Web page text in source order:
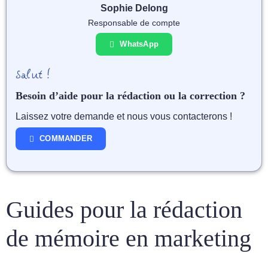
Sophie Delong
Responsable de compte
WhatsApp
Salut !
Besoin d’aide pour la rédaction ou la correction ?
Laissez votre demande et nous vous contacterons !
COMMANDER
Guides pour la rédaction
de mémoire en marketing